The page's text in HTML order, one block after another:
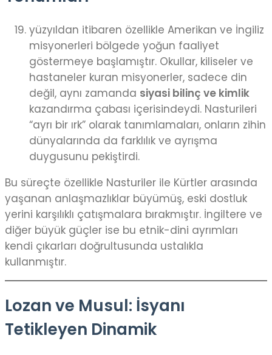
yüzyıldan itibaren özellikle Amerikan ve İngiliz
misyonerleri bölgede yoğun faaliyet
göstermeye başlamıştır. Okullar, kiliseler ve
hastaneler kuran misyonerler, sadece din
değil, aynı zamanda siyasi bilinç ve kimlik
kazandırma çabası içerisindeydi. Nasturileri
“ayrı bir ırk” olarak tanımlamaları, onların zihin
dünyalarında da farklılık ve ayrışma
duygusunu pekiştirdi.
Bu süreçte özellikle Nasturiler ile Kürtler arasında
yaşanan anlaşmazlıklar büyümüş, eski dostluk
yerini karşılıklı çatışmalara bırakmıştır. İngiltere ve
diğer büyük güçler ise bu etnik-dini ayrımları
kendi çıkarları doğrultusunda ustalıkla
kullanmıştır.
Lozan ve Musul: İsyanı
Tetikleyen Dinamik